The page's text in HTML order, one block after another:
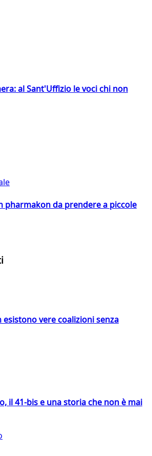
al Sant'Uffizio le voci chi non
pharmakon da prendere a piccole
vere coalizioni senza
il 41-bis e una storia che non è mai